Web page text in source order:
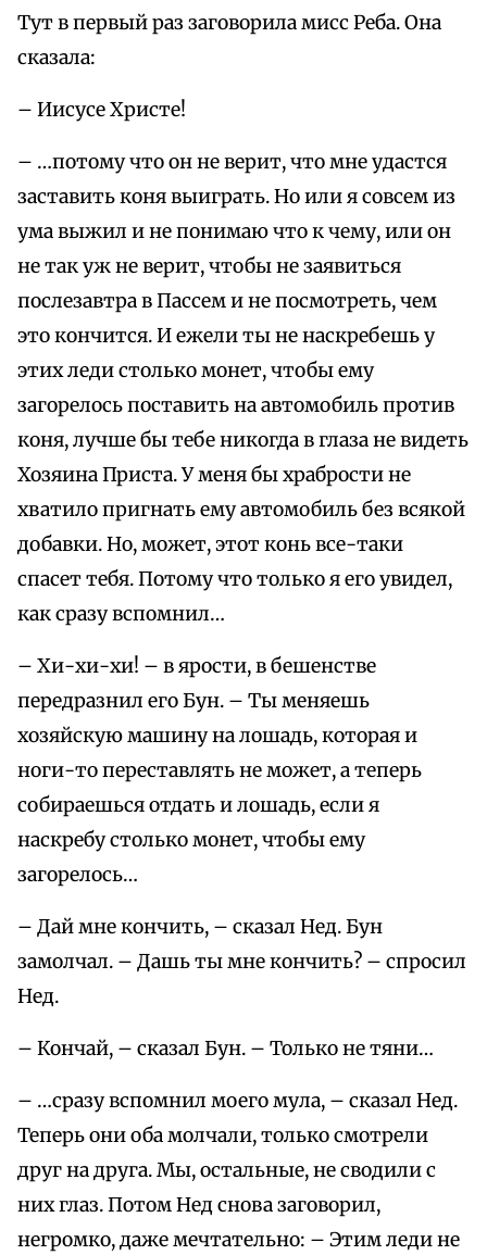
Тут в первый раз заговорила мисс Реба. Она
сказала:
– Иисусе Христе!
– …потому что он не верит, что мне удастся
заставить коня выиграть. Но или я совсем из
ума выжил и не понимаю что к чему, или он
не так уж не верит, чтобы не заявиться
послезавтра в Пассем и не посмотреть, чем
это кончится. И ежели ты не наскребешь у
этих леди столько монет, чтобы ему
загорелось поставить на автомобиль против
коня, лучше бы тебе никогда в глаза не видеть
Хозяина Приста. У меня бы храбрости не
хватило пригнать ему автомобиль без всякой
добавки. Но, может, этот конь все-таки
спасет тебя. Потому что только я его увидел,
как сразу вспомнил…
– Хи-хи-хи! – в ярости, в бешенстве
передразнил его Бун. – Ты меняешь
хозяйскую машину на лошадь, которая и
ноги-то переставлять не может, а теперь
собираешься отдать и лошадь, если я
наскребу столько монет, чтобы ему
загорелось…
– Дай мне кончить, – сказал Нед. Бун
замолчал. – Дашь ты мне кончить? – спросил
Нед.
– Кончай, – сказал Бун. – Только не тяни…
– …сразу вспомнил моего мула, – сказал Нед.
Теперь они оба молчали, только смотрели
друг на друга. Мы, остальные, не сводили с
них глаз. Потом Нед снова заговорил,
негромко, даже мечтательно: – Этим леди не